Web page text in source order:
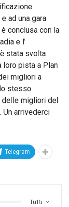
ad una gara
conclusa con la
e l’
stata svolta
loro pista a Plan
migliori a
stesso
delle migliori del
arrivederci
Telegram
Tutti